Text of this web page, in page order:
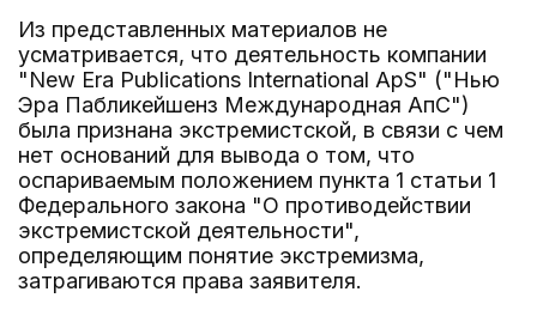
Из представленных материалов не
усматривается, что деятельность компании
"New Era Publications International ApS" ("Нью
Эра Пабликейшенз Международная АпС")
была признана экстремистской, в связи с чем
нет оснований для вывода о том, что
оспариваемым положением пункта 1 статьи 1
Федерального закона "О противодействии
экстремистской деятельности",
определяющим понятие экстремизма,
затрагиваются права заявителя.